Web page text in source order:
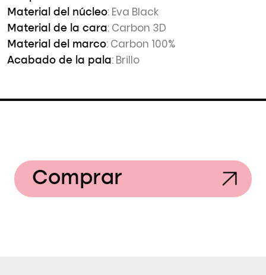
Material del núcleo: Eva Black
Material de la cara: Carbon 3D
Material del marco: Carbon 100%
Acabado de la pala: Brillo
Comprar